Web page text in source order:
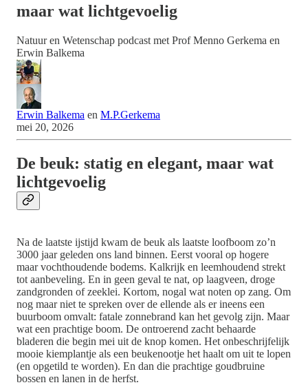
maar wat lichtgevoelig
Natuur en Wetenschap podcast met Prof Menno Gerkema en
Erwin Balkema
Erwin Balkema en M.P.Gerkema
mei 20, 2026
De beuk: statig en elegant, maar wat
lichtgevoelig
Na de laatste ijstijd kwam de beuk als laatste loofboom zo’n
3000 jaar geleden ons land binnen. Eerst vooral op hogere
maar vochthoudende bodems. Kalkrijk en leemhoudend strekt
tot aanbeveling. En in geen geval te nat, op laagveen, droge
zandgronden of zeeklei. Kortom, nogal wat noten op zang. Om
nog maar niet te spreken over de ellende als er ineens een
buurboom omvalt: fatale zonnebrand kan het gevolg zijn. Maar
wat een prachtige boom. De ontroerend zacht behaarde
bladeren die begin mei uit de knop komen. Het onbeschrijfelijk
mooie kiemplantje als een beukenootje het haalt om uit te lopen
(en opgetild te worden). En dan die prachtige goudbruine
bossen en lanen in de herfst.